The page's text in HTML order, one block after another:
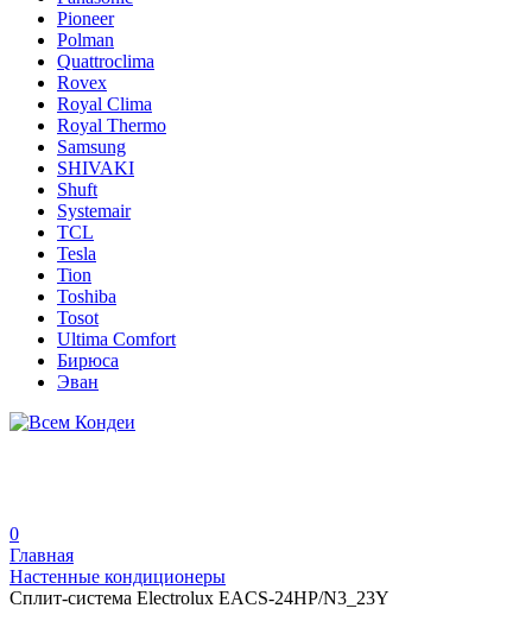
Pioneer
Polman
Quattroclima
Rovex
Royal Clima
Royal Thermo
Samsung
SHIVAKI
Shuft
Systemair
TCL
Tesla
Tion
Toshiba
Tosot
Ultima Comfort
Бирюса
Эван
0
Главная
Настенные кондиционеры
Сплит-система Electrolux EACS-24HP/N3_23Y